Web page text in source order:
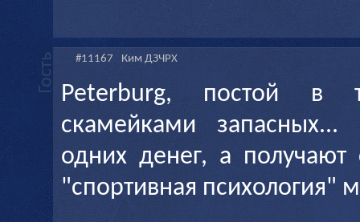
#11167 Ким ДЗЧРХ
Peterburg, постой в
скамейками
одних денег, а получают
"спортивная психология"